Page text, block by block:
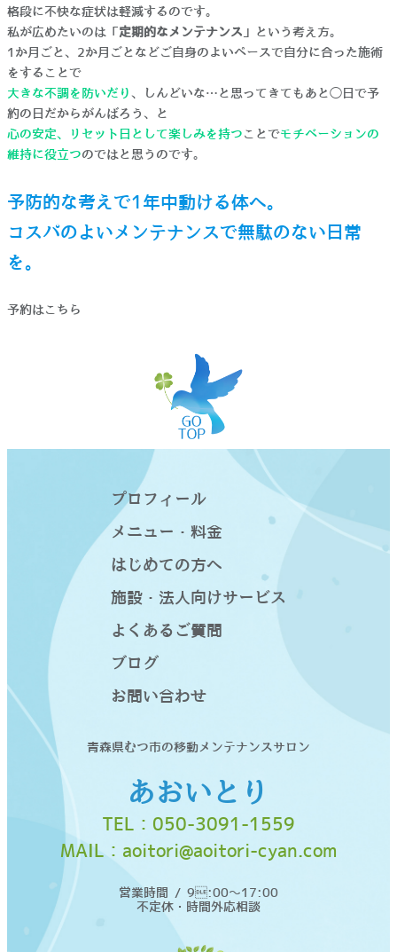
格段に不快な症状は軽減するのです。
私が広めたいのは「 定期的なメンテナンス 」という考え方。
1か月ごと、2か月ごとなどご自身のよいペースで自分に合った施術
をすることで
大きな不調を防いだり、しんどいな…と思ってきてもあと◯日で予
約の日だからがんばろう、と
心の安定、リセット日として楽しみを持つことでモチベーションの
維持に役立つのではと思うのです。
予防的な考えで1年中動ける体へ。
コスパのよいメンテナンスで無駄のない日常
を。
予約はこちら
青森県むつ市の移動メンテナンスサロン
あおいとり
TEL： 050-3091-1559
MAIL： aoitori@aoitori-cyan.com
営業時間 / 9:00〜17:00
不定休・時間外応相談
プロフィール
メニュー・料金
はじめての方へ
施設・法人向けサービス
よくあるご質問
ブログ
お問い合わせ